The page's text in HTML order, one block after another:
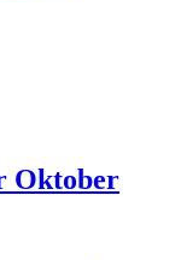
Oktober